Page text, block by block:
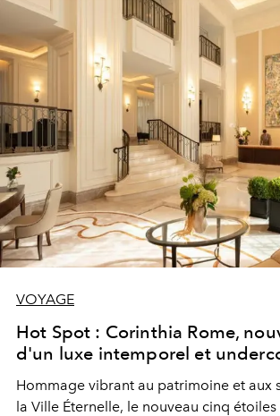
VOYAGE
Hot Spot : Corinthia Rome,
d'un luxe intemporel et
Hommage vibrant au patrimoine et aux
la Ville Éternelle, le nouveau cinq